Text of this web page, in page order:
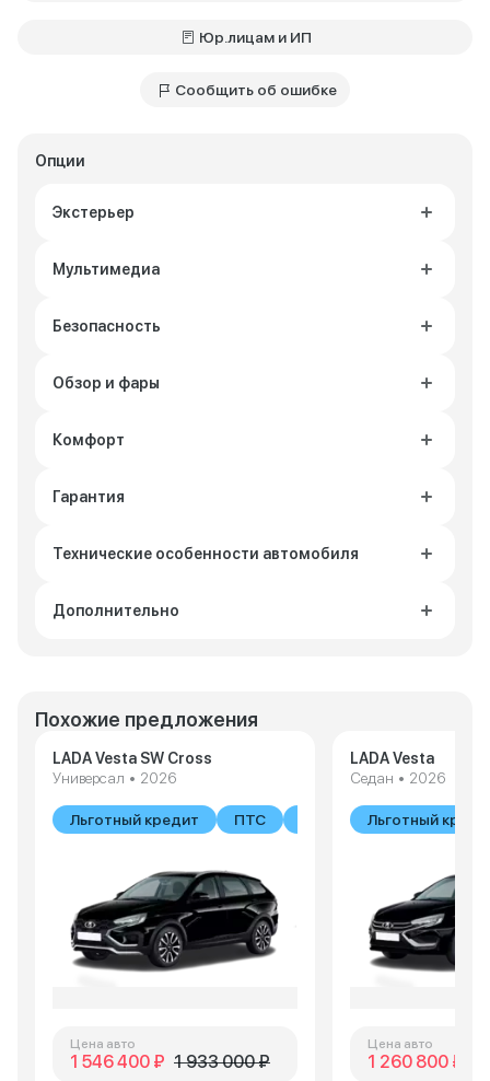
Опции
Экстерьер
Мультимедиа
Безопасность
Обзор и фары
Комфорт
Гарантия
Технические особенности автомобиля
Дополнительно
Юр.лицам и ИП
Сообщить об ошибке
Похожие предложения
LADA Vesta SW Cross
Универсал • 2026
Льготный кредит ПТС В наличии
Цена авто
1 546 400 ₽ 1 933 000 ₽
LADA Vesta
Седан • 2026
Льготный
Цена авто
1 260 800 ₽